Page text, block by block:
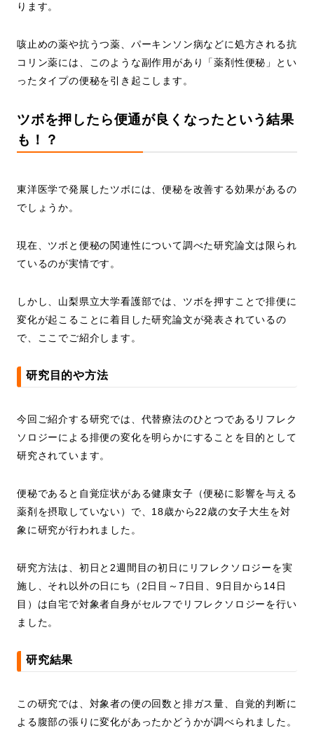
ります。
咳止めの薬や抗うつ薬、パーキンソン病などに処方される抗
コリン薬には、このような副作用があり「薬剤性便秘」とい
ったタイプの便秘を引き起こします。
ツボを押したら便通が良くなったという結果
も！？
東洋医学で発展したツボには、便秘を改善する効果があるの
でしょうか。
現在、ツボと便秘の関連性について調べた研究論文は限られ
ているのが実情です。
しかし、山梨県立大学看護部では、ツボを押すことで排便に
変化が起こることに着目した研究論文が発表されているの
で、ここでご紹介します。
研究目的や方法
今回ご紹介する研究では、代替療法のひとつであるリフレク
ソロジーによる排便の変化を明らかにすることを目的として
研究されています。
便秘であると自覚症状がある健康女子（便秘に影響を与える
薬剤を摂取していない）で、18歳から22歳の女子大生を対
象に研究が行われました。
研究方法は、初日と2週間目の初日にリフレクソロジーを実
施し、それ以外の日にち（2日目～7日目、9日目から14日
目）は自宅で対象者自身がセルフでリフレクソロジーを行い
ました。
研究結果
この研究では、対象者の便の回数と排ガス量、自覚的判断に
よる腹部の張りに変化があったかどうかが調べられました。